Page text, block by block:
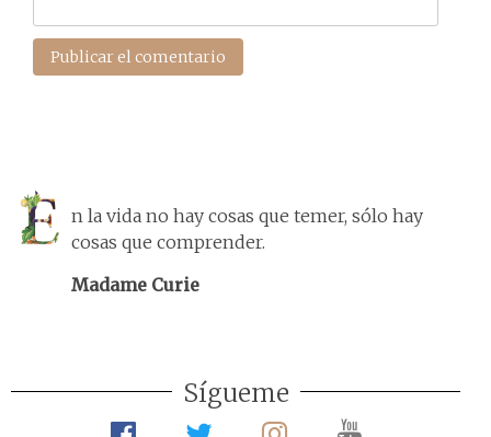
n la vida no hay cosas que temer, sólo hay
cosas que comprender.
Madame Curie
Sígueme